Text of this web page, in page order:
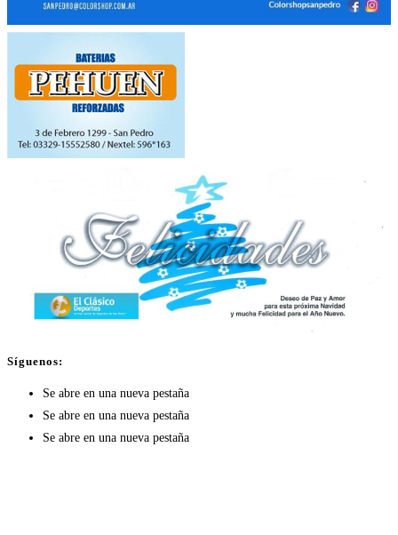
Síguenos:
Se abre en una nueva pestaña
Se abre en una nueva pestaña
Se abre en una nueva pestaña